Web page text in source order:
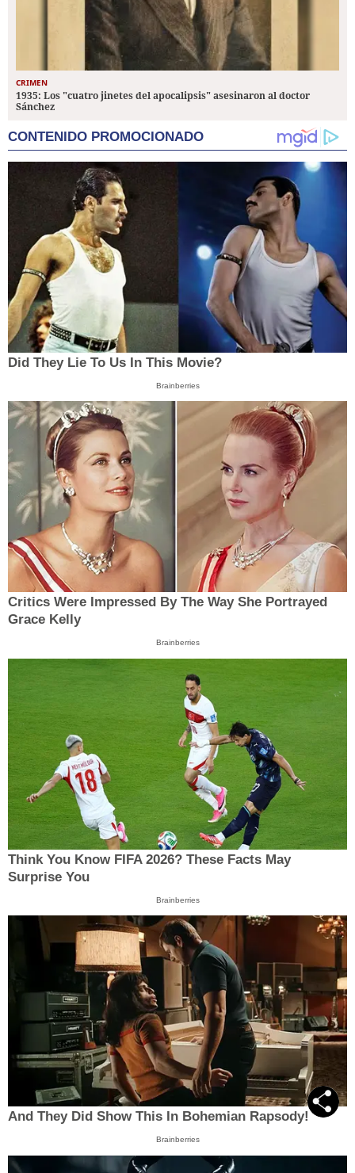
CRIMEN
1935: Los "cuatro jinetes del apocalipsis" asesinaron al doctor
Sánchez
CONTENIDO PROMOCIONADO
Did They Lie To Us In This Movie?
Brainberries
Critics Were Impressed By The Way She Portrayed
Grace Kelly
Brainberries
Think You Know FIFA 2026? These Facts May
Surprise You
Brainberries
And They Did Show This In Bohemian Rapsody!
Brainberries